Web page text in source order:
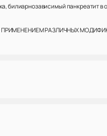
билиарнозависимый панкреатит в
С ПРИМЕНЕНИЕМ РАЗЛИЧНЫХ